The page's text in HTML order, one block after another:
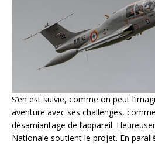
S’en est suivie, comme on peut
aventure avec ses challenges,
désamiantage de l’appareil.
Nationale soutient le projet. En